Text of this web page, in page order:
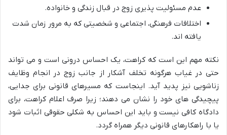
عدم مسئولیت پذیری زوج در قبال زندگی و خانواده.
اختلافات فرهنگی، اجتماعی و شخصیتی که به مرور زمان شدت
یافته اند.
نکته مهم این است که کراهت، یک احساس درونی است و می تواند
حتی در غیاب هرگونه تخلف آشکار از جانب زوج در انجام وظایف
زناشویی نیز پدید آید. اینجاست که مسیرهای قانونی برای جدایی،
پیچیدگی های خود را نشان می دهند؛ زیرا صرف اعلام کراهت، برای
دادگاه کافی نیست و باید این احساس به شکلی حقوقی اثبات شود
یا با راهکارهای قانونی دیگر همراه گردد.